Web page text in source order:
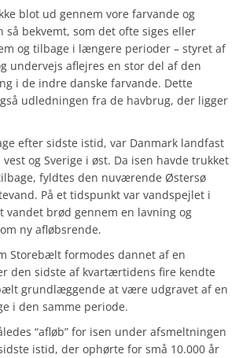
blot ud gennem vore farvande og
bekvemt, som det ofte siges eller
og tilbage i længere perioder – styret af
undervejs aflejres en stor del af den
i de indre danske farvande. Dette
udledningen fra de havbrug, der ligger
efter sidste istid, var Danmark landfast
og Sverige i øst. Da isen havde trukket
fyldtes den nuværende Østersø
På et tidspunkt var vandspejlet i
vandet brød gennem en lavning og
ny afløbsrende.
Storebælt formodes dannet af en
den sidste af kvartærtidens fire kendte
grundlæggende at være udgravet af en
i den samme periode.
“afløb” for isen under afsmeltningen
istid, der ophørte for små 10.000 år